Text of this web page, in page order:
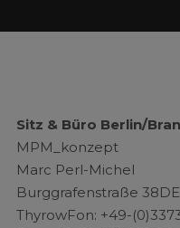
Sitz & Büro Berlin/
MPM_konzept
Marc Perl-Michel
Burggrafenstraße
ThyrowFon: +49-